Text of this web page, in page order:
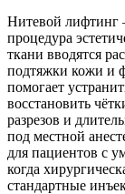
Нитевой лифтинг
процедура
ткани вводятся
подтяжки кожи и
помогает
восстановить
разрезов и
под местной
для пациентов с
когда
стандартные